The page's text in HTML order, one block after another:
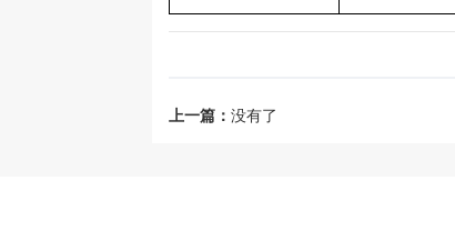
上一篇： 没有了